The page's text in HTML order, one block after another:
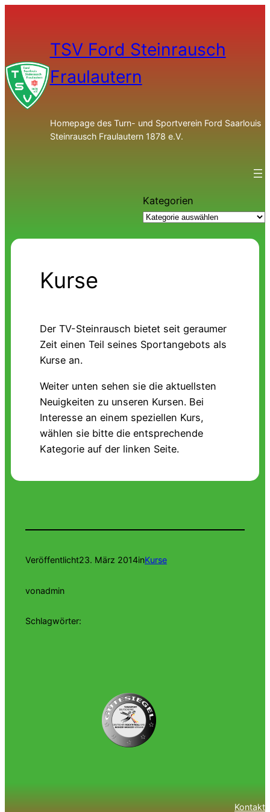
TSV Ford Steinrausch
Fraulautern
Homepage des Turn- und Sportverein Ford Saarlouis
Steinrausch Fraulautern 1878 e.V.
Kategorien
Kurse
Der TV-Steinrausch bietet seit geraumer
Zeit einen Teil seines Sportangebots als
Kurse an.
Weiter unten sehen sie die aktuellsten
Neuigkeiten zu unseren Kursen. Bei
Interesse an einem speziellen Kurs,
wählen sie bitte die entsprechende
Kategorie auf der linken Seite.
Veröffentlicht23. März 2014inKurse
vonadmin
Schlagwörter:
Kontakt